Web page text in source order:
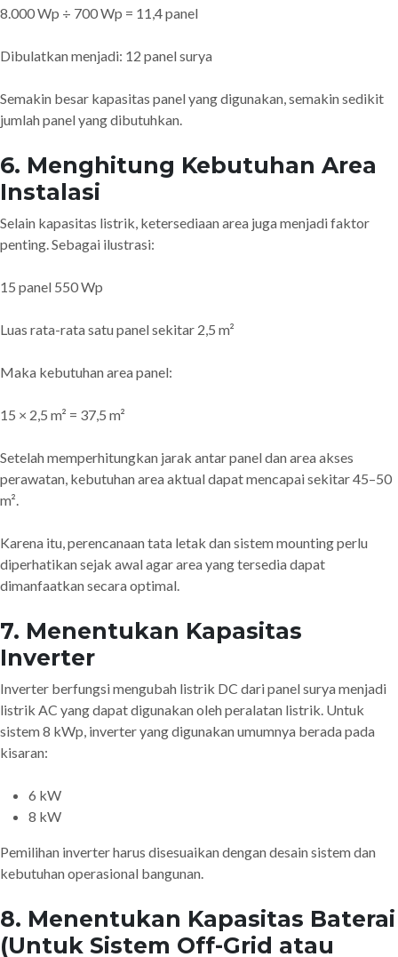
8.000 Wp ÷ 700 Wp = 11,4 panel
Dibulatkan menjadi: 12 panel surya
Semakin besar kapasitas panel yang digunakan, semakin sedikit
jumlah panel yang dibutuhkan.
6. Menghitung Kebutuhan Area
Instalasi
Selain kapasitas listrik, ketersediaan area juga menjadi faktor
penting. Sebagai ilustrasi:
15 panel 550 Wp
Luas rata-rata satu panel sekitar 2,5 m²
Maka kebutuhan area panel:
15 × 2,5 m² = 37,5 m²
Setelah memperhitungkan jarak antar panel dan area akses
perawatan, kebutuhan area aktual dapat mencapai sekitar 45–50
m².
Karena itu, perencanaan tata letak dan sistem mounting perlu
diperhatikan sejak awal agar area yang tersedia dapat
dimanfaatkan secara optimal.
7. Menentukan Kapasitas
Inverter
Inverter berfungsi mengubah listrik DC dari panel surya menjadi
listrik AC yang dapat digunakan oleh peralatan listrik. Untuk
sistem 8 kWp, inverter yang digunakan umumnya berada pada
kisaran:
6 kW
8 kW
Pemilihan inverter harus disesuaikan dengan desain sistem dan
kebutuhan operasional bangunan.
8. Menentukan Kapasitas Baterai
(Untuk Sistem Off-Grid atau